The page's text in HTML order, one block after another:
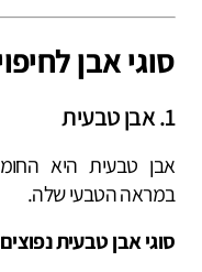
סוגי אבן
1. אבן טבעית
אבן טבעית היא
במראה הטבעי שלה.
סוגי אבן טבעית